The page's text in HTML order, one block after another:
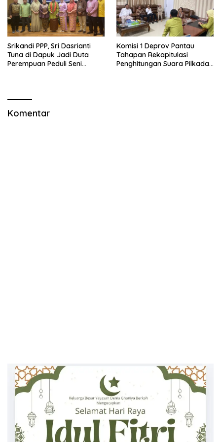
Srikandi PPP, Sri Dasrianti
Tuna di Dapuk Jadi Duta
Perempuan Peduli Seni
Komisi 1 Deprov Pantau
Tahapan Rekapitulasi
Penghitungan Suara Pilkada
Komentar